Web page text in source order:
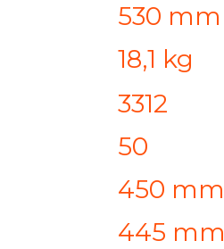
530 mm
18,1 kg
3312
50
450 mm
445 mm